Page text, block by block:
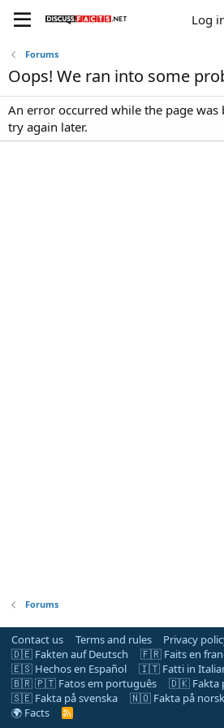
Log
Forums
Oops! We ran into some
An error occurred while the page was
try again later.
Forums
Contact us Terms and rules Privacy
🇩🇪 Fakten auf Deutsch
🇫🇷 Faits en
🇪🇸 Hechos en Español
🇮🇹 Fatti in
🇧🇷 🇵🇹 Fatos em português
🇩🇰 Fakta
🇸🇪 Fakta på svenska
🇳🇴 Fakta på norsk
🌍 Facts
R